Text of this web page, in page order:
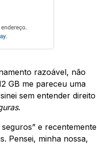
razoável, não
GB me pareceu uma
sem entender direito
.
e recentemente
Pensei, minha nossa,